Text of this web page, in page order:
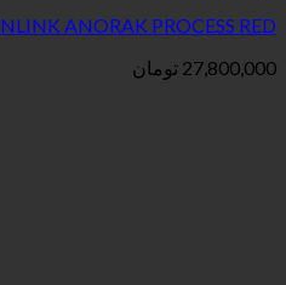
ANALOG CHAINLINK ANORAK